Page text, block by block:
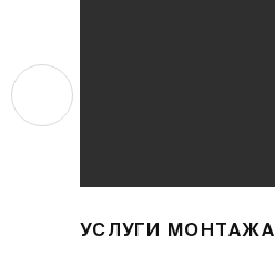
УСЛУГИ МОНТАЖА